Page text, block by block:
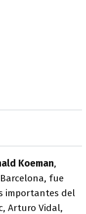
Koeman,
fue
importantes del
Arturo Vidal,